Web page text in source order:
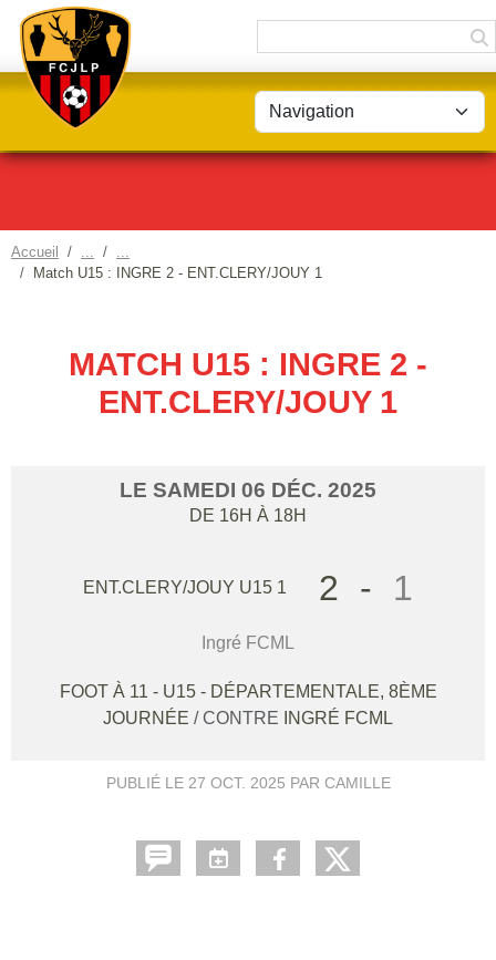
Accueil
Match U15 : INGRE 2 - ENT.CLERY/JOUY 1
MATCH U15 : INGRE 2 -
ENT.CLERY/JOUY 1
LE SAMEDI 06 DÉC. 2025
DE 16H À 18H
ENT.CLERY/JOUY U15 1 2 - 1
Ingré FCML
FOOT À 11 - U15 - DÉPARTEMENTALE, 8ÈME
JOURNÉE / CONTRE INGRÉ FCML
PUBLIÉ LE 27 OCT. 2025 PAR CAMILLE
Panneau de gestion des cookies